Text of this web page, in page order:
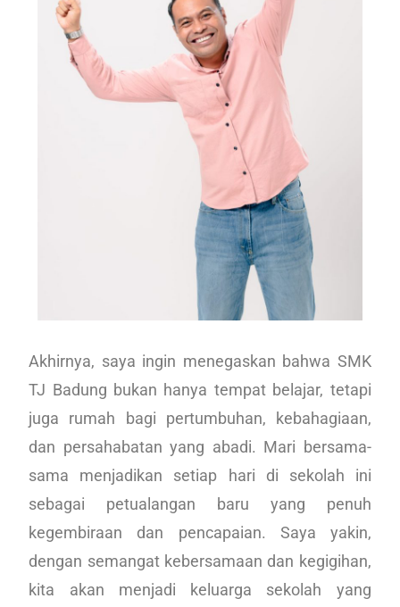
Akhirnya, saya ingin menegaskan bahwa SMK
TJ Badung bukan hanya tempat belajar, tetapi
juga rumah bagi pertumbuhan, kebahagiaan,
dan persahabatan yang abadi. Mari bersama-
sama menjadikan setiap hari di sekolah ini
sebagai petualangan baru yang penuh
kegembiraan dan pencapaian. Saya yakin,
dengan semangat kebersamaan dan kegigihan,
kita akan menjadi keluarga sekolah yang